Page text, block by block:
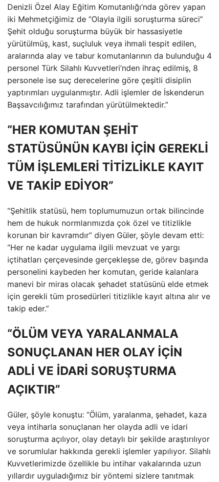
Denizli Özel Alay Eğitim Komutanlığı’nda görev yapan
iki Mehmetçiğimiz de “Olayla ilgili soruşturma süreci”
Şehit olduğu soruşturma büyük bir hassasiyetle
yürütülmüş, kast, suçluluk veya ihmali tespit edilen,
aralarında alay ve tabur komutanlarının da bulunduğu 4
personel Türk Silahlı Kuvvetleri’nden ihraç edilmiş, 8
personele ise suç derecelerine göre çeşitli disiplin
yaptırımları uygulanmıştır. Adli işlemler de İskenderun
Başsavcılığımız tarafından yürütülmektedir.”
“HER KOMUTAN ŞEHİT
STATÜSÜNÜN KAYBI İÇİN GEREKLİ
TÜM İŞLEMLERİ TİTİZLİKLE KAYIT
VE TAKİP EDİYOR”
“Şehitlik statüsü, hem toplumumuzun ortak bilincinde
hem de hukuk normlarımızda çok özel ve titizlikle
korunan bir kavramdır” diyen Güler, şöyle devam etti:
“Her ne kadar uygulama ilgili mevzuat ve yargı
içtihatları çerçevesinde gerçekleşse de, görev başında
personelini kaybeden her komutan, geride kalanlara
manevi bir miras olacak şehadet statüsünü elde etmek
için gerekli tüm prosedürleri titizlikle kayıt altına alır ve
takip eder.”
“ÖLÜM VEYA YARALANMALA
SONUÇLANAN HER OLAY İÇİN
ADLİ VE İDARİ SORUŞTURMA
AÇIKTIR”
Güler, şöyle konuştu: “Ölüm, yaralanma, şehadet, kaza
veya intiharla sonuçlanan her olayda adli ve idari
soruşturma açılıyor, olay detaylı bir şekilde araştırılıyor
ve sorumlular hakkında gerekli işlemler yapılıyor. Silahlı
Kuvvetlerimizde özellikle bu intihar vakalarında uzun
yıllardır uyguladığımız bir yöntemi sizlere tanıtmak